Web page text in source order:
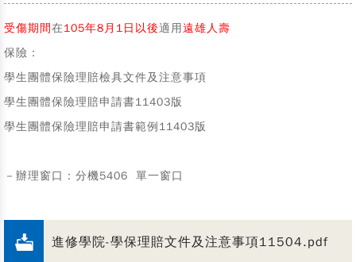
受傷期間在105年8月1日以後適用遠雄人壽
保險：
學生團體保險理賠檢具文件及注意事項
學生團體保險理賠申請書11403版
學生團體保險理賠申請書範例11403版
－辦理窗口：分機5406 單一窗口
進修學院-學保理賠文件及注意事項11504.pdf